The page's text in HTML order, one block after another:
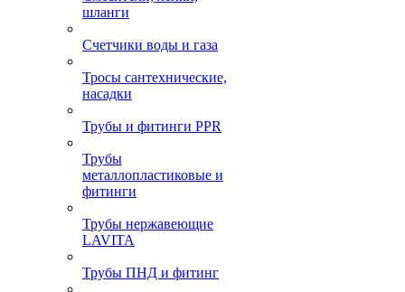
шланги
Счетчики воды и газа
Тросы сантехнические,
насадки
Трубы и фитинги PPR
Трубы
металлопластиковые и
фитинги
Трубы нержавеющие
LAVITA
Трубы ПНД и фитинг